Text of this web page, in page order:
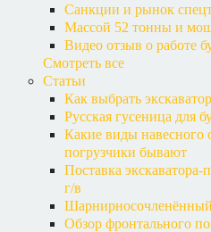
Санкции и рынок
Массой 52 тонны и
Видео отзыв о работе
Смотреть все
Статьи
Как выбрать экскаватор
Русская гусеница для
Какие виды навесного
погрузчики бывают
Поставка
г/в
Обзор фронтального